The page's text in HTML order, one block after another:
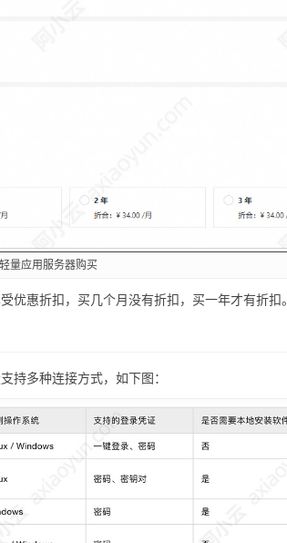
量应用服务器购买
优惠折扣，买几个月没有折扣，买一年才有折扣。
持多种连接方式，如下图：